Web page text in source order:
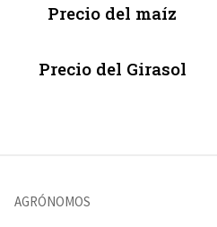
Precio del maíz
Precio del Girasol
AGRÓNOMOS